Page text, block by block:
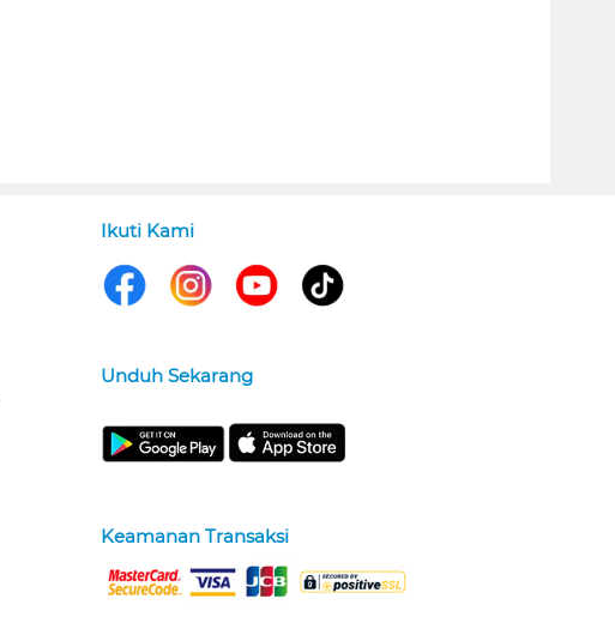
Ikuti Kami
Unduh Sekarang
Keamanan Transaksi